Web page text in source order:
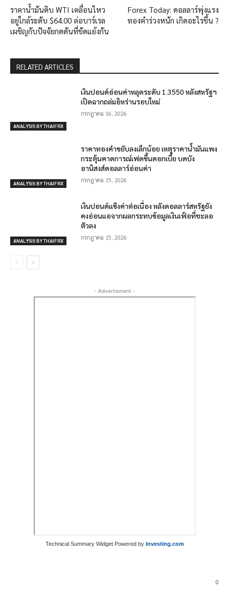
ราคาน้ำมันดิบ WTI เคลื่อนไหว
อยู่ใกล้ระดับ $64.00 ต่อบาร์เรล
เผชิญกับปัจจัยกดดันที่ขัดแย้งกัน
Forex Today: ดอลลาร์พุ่งแรง
ทองคำร่วงหนัก เกิดอะไรขึ้น ?
RELATED ARTICLES
ANALYSIS BY THAIFRX
เงินปอนด์อ่อนค่าหลุดระดับ 1.3550 หลังสหรัฐฯ
เปิดฉากถล่มอิหร่านรอบใหม่
กรกฎาคม 16, 2026
ANALYSIS BY THAIFRX
ราคาทองคำขยับลงเล็กน้อย เหตุราคาน้ำมันแพง
กระตุ้นคาดการณ์เฟดขึ้นดอกเบี้ย บดบัง
อานิสงส์ดอลลาร์อ่อนค่า
กรกฎาคม 15, 2026
ANALYSIS BY THAIFRX
เงินปอนด์แข็งค่าต่อเนื่อง หลังดอลลาร์สหรัฐยัง
คงอ่อนแอจากผลกระทบข้อมูลเงินเฟ้อที่ชะลอ
ตัวลง
กรกฎาคม 15, 2026
- Advertisment -
Technical Summary Widget Powered by Investing.com
0